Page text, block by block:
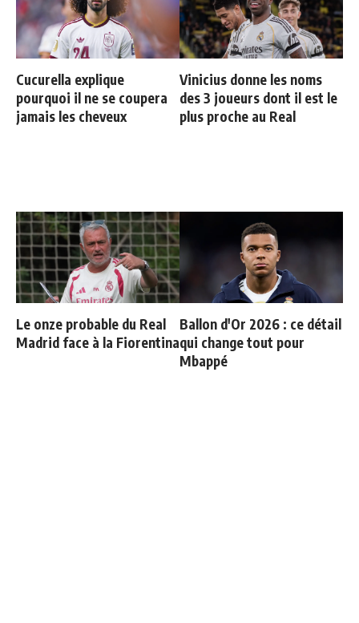
Cucurella explique
pourquoi il ne se coupera
jamais les cheveux
Vinicius donne les noms
des 3 joueurs dont il est le
plus proche au Real
Le onze probable du Real
Madrid face à la Fiorentina
Ballon d'Or 2026 : ce détail
qui change tout pour
Mbappé